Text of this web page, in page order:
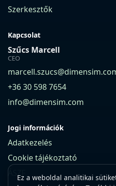
Ez a weboldal analitikai
Szerkesztők
Kapcsolat
Szűcs Marcell
CEO
+36 30 598 7654
info@dimensim.com
Jogi információk
Adatkezelés
Cookie tájékoztató
ÁSZF